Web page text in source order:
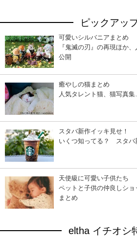
ピックアッ
可愛いシルバニアまとめ
『鬼滅の刃』の再現ほか
公開
癒やしの猫まとめ
人気タレント猫、猫写真
スタバ新作イッキ見せ！
いくつ知ってる？ スタバ
天使級に可愛い子供たち
ペットと子供の仲良しシ
まとめ
eltha イチオシ